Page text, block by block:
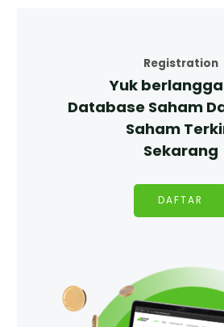
Registration
Yuk
Database Saham
Saham
Sekarang
DAFTAR